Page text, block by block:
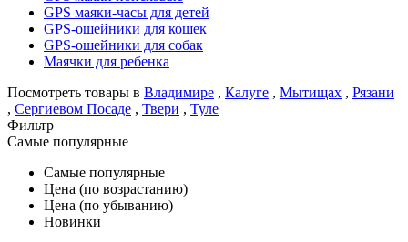
GPS маяки-часы для детей
GPS-ошейники для кошек
GPS-ошейники для собак
Маячки для ребенка
Посмотреть товары в Владимире , Калуге , Мытищах , Рязани
, Сергиевом Посаде , Твери , Туле
Фильтр
Самые популярные
Самые популярные
Цена (по возрастанию)
Цена (по убыванию)
Новинки